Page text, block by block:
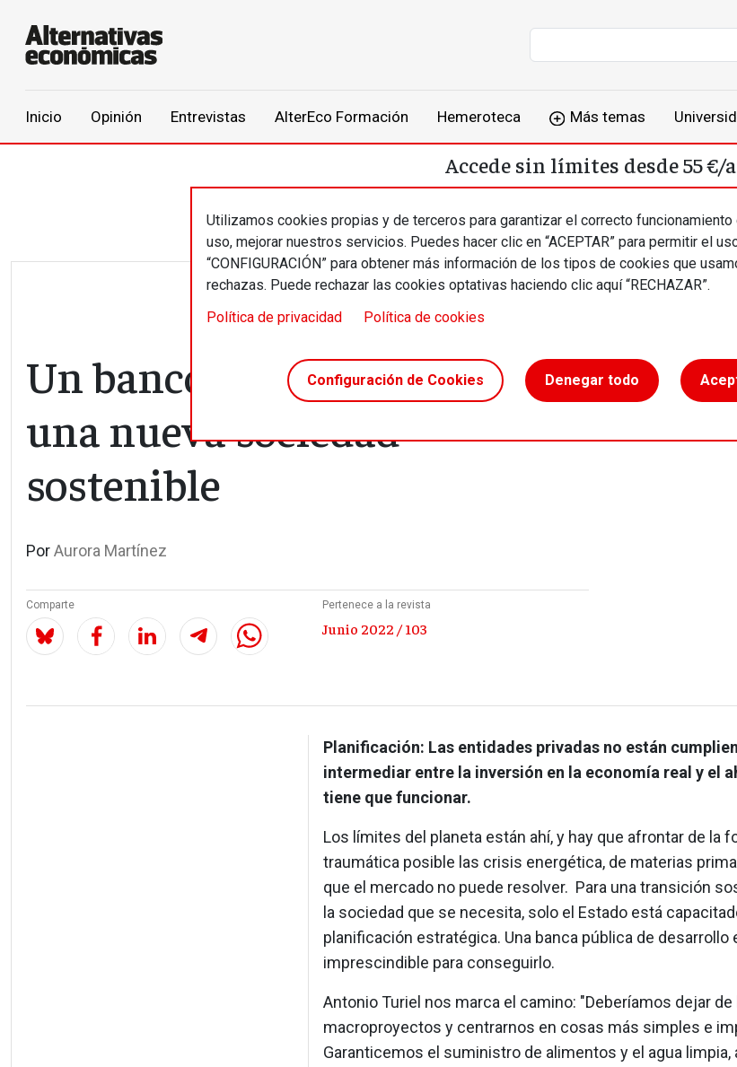
Inicio Opinión Entrevistas AlterEco Formación Hemeroteca Más temas
Utilizamos cookies propias y de terceros para garantizar el correcto
uso, mejorar nuestros servicios. Puedes hacer clic en “ACEPTAR” para permitir el
“CONFIGURACIÓN” para obtener más información de los tipos de cookies que
rechazas. Puede rechazar las cookies optativas haciendo clic aquí “RECHAZAR”.
Política de privacidad
Política de cookies
Configuración de Cookies Denegar todo
Accede sin límites desde 55 €/
Un banco de desarrollo para
una nueva sociedad
sostenible
PorAurora Martínez
Comparte Pertenece a la revista
Junio 2022 / 103
Planificación: Las entidades privadas no están
intermediar entre la inversión en la economía real y el
tiene que funcionar.
Los límites del planeta están ahí, y hay que afrontar de la
traumática posible las crisis energética, de materias
que el mercado no puede resolver. Para una transición
la sociedad que se necesita, solo el Estado está
planificación estratégica. Una banca pública de
imprescindible para conseguirlo.
Antonio Turiel nos marca el camino: "Deberíamos dejar de
macroproyectos y centrarnos en cosas más simples e
Garanticemos el suministro de alimentos y el agua